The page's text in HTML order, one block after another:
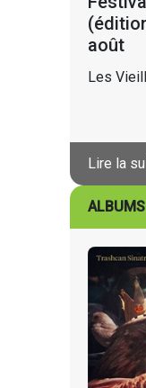
août
Les
Lire la
ALBUMS